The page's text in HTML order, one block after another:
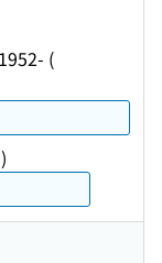
(
)